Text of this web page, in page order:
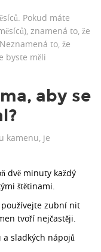
Pokud máte
znamená to, že
to, že
byste měli
aby se
kamenu, je
dvě minuty každý
štětinami.
zubní nit
tvoří nejčastěji.
sladkých nápojů